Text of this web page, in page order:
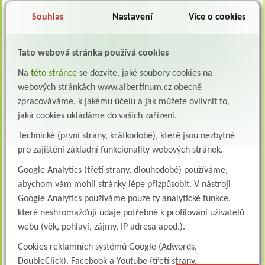
Souhlas Nastavení Více o cookies
Tato webová stránka používá cookies
Na této stránce se dozvíte, jaké soubory cookies na
webových stránkách www.albertinum.cz obecně
zpracováváme, k jakému účelu a jak můžete ovlivnit to,
jaká cookies ukládáme do vašich zařízení.
Technické (první strany, krátkodobé), které jsou nezbytné
pro zajištění základní funkcionality webových stránek.
Google Analytics (třetí strany, dlouhodobé) používáme,
abychom vám mohli stránky lépe přizpůsobit. V nástroji
Google Analytics používáme pouze ty analytické funkce,
které neshromažďují údaje potřebné k profilování uživatelů
webu (věk, pohlaví, zájmy, IP adresa apod.).
Cookies reklamních systémů Google (Adwords,
DoubleClick), Facebook a Youtube (třetí strany,